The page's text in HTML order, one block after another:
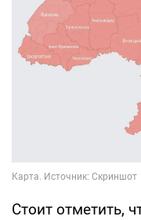
Стоит отметить,